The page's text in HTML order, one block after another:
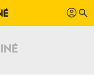
profil search